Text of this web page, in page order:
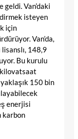
geldi. Van’daki
isteyen
için
Van’da,
148,9
Bu kurulu
150 bin
enerjisi
karbon